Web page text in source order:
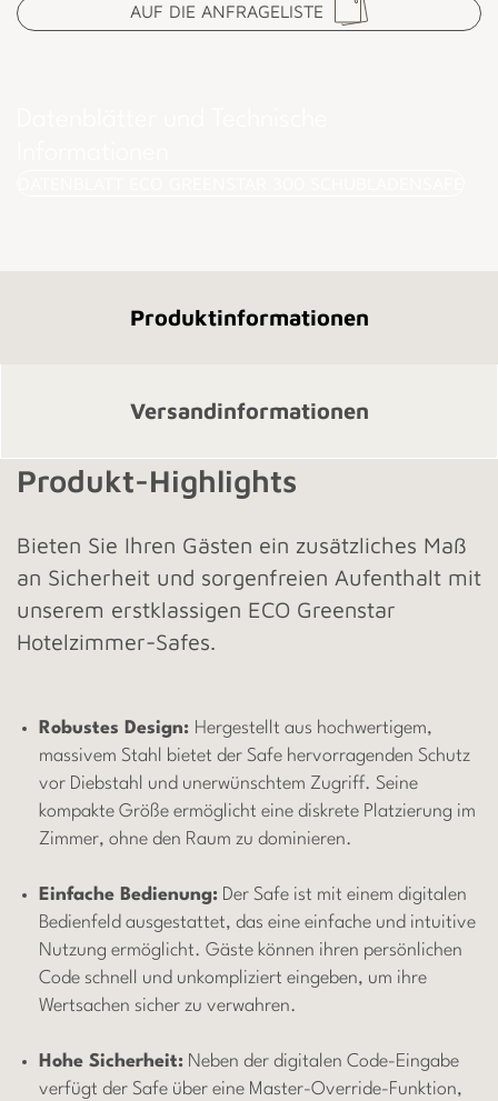
AUF DIE ANFRAGELISTE
Produktinformationen
Versandinformationen
Produkt-Highlights
Bieten Sie Ihren Gästen ein zusätzliches Maß
an Sicherheit und sorgenfreien Aufenthalt mit
unserem erstklassigen ECO Greenstar
Hotelzimmer-Safes.
Robustes Design: Hergestellt aus hochwertigem,
massivem Stahl bietet der Safe hervorragenden Schutz
vor Diebstahl und unerwünschtem Zugriff. Seine
kompakte Größe ermöglicht eine diskrete Platzierung im
Zimmer, ohne den Raum zu dominieren.
Einfache Bedienung: Der Safe ist mit einem digitalen
Bedienfeld ausgestattet, das eine einfache und intuitive
Nutzung ermöglicht. Gäste können ihren persönlichen
Code schnell und unkompliziert eingeben, um ihre
Wertsachen sicher zu verwahren.
Hohe Sicherheit: Neben der digitalen Code-Eingabe
verfügt der Safe über eine Master-Override-Funktion,